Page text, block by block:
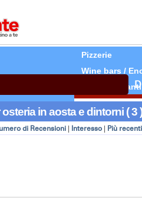
Pizzerie
Wine bars /
Tutti Ristoranti
in aosta e dintorni ( 3 )
di Recensioni Interesso Più recenti